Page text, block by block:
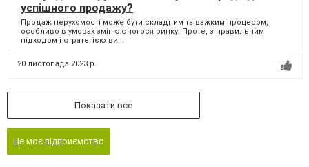
успішного продажу?
Продаж нерухомості може бути складним та важким процесом,
особливо в умовах змінюючогося ринку. Проте, з правильним
підходом і стратегією ви...
20 листопада 2023 р.
Показати все
Це моє підприємство